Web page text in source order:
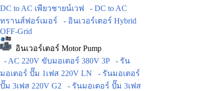
DC to AC เพียวชายน์เวฟ
- DC to AC
ทรานส์ฟอร์เมอร์
- อินเวอร์เตอร์ Hybrid
OFF-Grid
อินเวอร์เตอร์ Motor Pump
- AC 220V ขับมอเตอร์ 380V 3P
- รัน
มอเตอร์ ปั๊ม 1เฟส 220V LN
- รันมอเตอร์
ปั๊ม 3เฟส 220V G2
- รันมอเตอร์ ปั๊ม 3เฟส